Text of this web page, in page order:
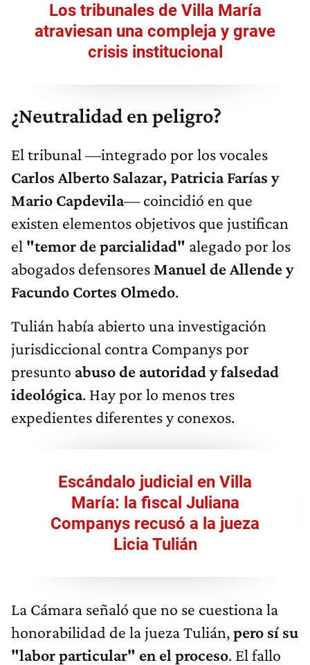
Los tribunales de Villa María
atraviesan una compleja y grave
crisis institucional
¿Neutralidad en peligro?
El tribunal —integrado por los vocales
Carlos Alberto Salazar, Patricia Farías y
Mario Capdevila— coincidió en que
existen elementos objetivos que justifican
el "temor de parcialidad" alegado por los
abogados defensores Manuel de Allende y
Facundo Cortes Olmedo.
Tulián había abierto una investigación
jurisdiccional contra Companys por
presunto abuso de autoridad y falsedad
ideológica. Hay por lo menos tres
expedientes diferentes y conexos.
Escándalo judicial en Villa
María: la fiscal Juliana
Companys recusó a la jueza
Licia Tulián
La Cámara señaló que no se cuestiona la
honorabilidad de la jueza Tulián,pero sí su
"labor particular" en el proceso. El fallo